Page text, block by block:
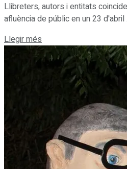
Llibreters, autors i entitats
afluència de públic en un 23 d'abril
Llegir més